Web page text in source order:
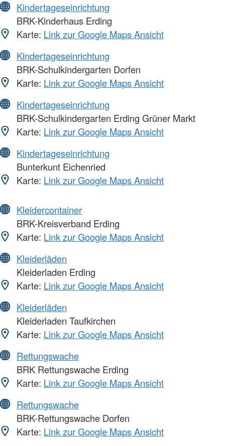
Kindertageseinrichtung
BRK-Kinderhaus Erding
Karte: Link zur Google Maps Ansicht
Kindertageseinrichtung
BRK-Schulkindergarten Dorfen
Karte: Link zur Google Maps Ansicht
Kindertageseinrichtung
BRK-Schulkindergarten Erding Grüner Markt
Karte: Link zur Google Maps Ansicht
Kindertageseinrichtung
Bunterkunt Eichenried
Karte: Link zur Google Maps Ansicht
Kleidercontainer
BRK-Kreisverband Erding
Karte: Link zur Google Maps Ansicht
Kleiderläden
Kleiderladen Erding
Karte: Link zur Google Maps Ansicht
Kleiderläden
Kleiderladen Taufkirchen
Karte: Link zur Google Maps Ansicht
Rettungswache
BRK Rettungswache Erding
Karte: Link zur Google Maps Ansicht
Rettungswache
BRK-Rettungswache Dorfen
Karte: Link zur Google Maps Ansicht